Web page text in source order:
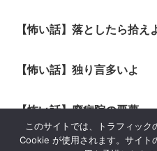
【怖い話】落としたら拾え
【怖い話】独り言多いよ
【怖い話】廃病院の悪夢
このサイトでは、トラフィッ
Cookie が使用されます。サイト